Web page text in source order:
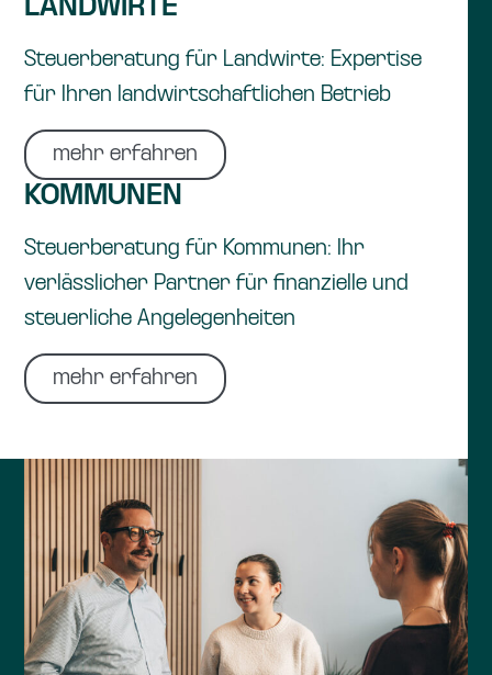
LANDWIRTE
Steuerberatung für Landwirte: Expertise
für Ihren landwirtschaftlichen Betrieb
mehr erfahren
KOMMUNEN
Steuerberatung für Kommunen: Ihr
verlässlicher Partner für finanzielle und
steuerliche Angelegenheiten
mehr erfahren